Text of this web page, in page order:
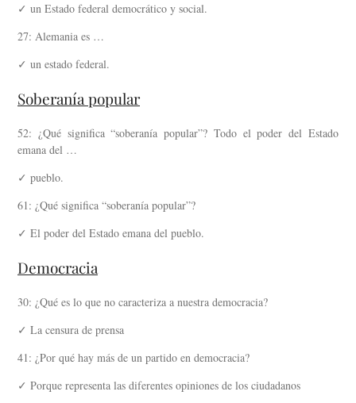
✓ un Estado federal democrático y social.
27: Alemania es …
✓ un estado federal.
Soberanía popular
52: ¿Qué significa “soberanía popular”? Todo el poder del Estado
emana del …
✓ pueblo.
61: ¿Qué significa “soberanía popular”?
✓ El poder del Estado emana del pueblo.
Democracia
30: ¿Qué es lo que no caracteriza a nuestra democracia?
✓ La censura de prensa
41: ¿Por qué hay más de un partido en democracia?
✓ Porque representa las diferentes opiniones de los ciudadanos